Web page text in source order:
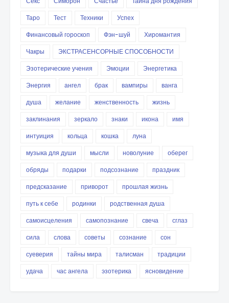
Таро
Тест Техники
Успех
Финансовый гороскоп
Фэн-шуй
Хиромантия
Чакры
ЭКСТРАСЕНСОРНЫЕ СПОСОБНОСТИ
Эзотерические учения
Эмоции
Энергетика
Энергия
ангел брак вампиры
ванга
душа
желание женственность
жизнь
заклинания
зеркало знаки икона
имя
интуиция
кольца кошка
луна
музыка для души
мысли новолуние
оберег
обряды
подарки подсознание
праздник
предсказание
приворот
прошлая жизнь
путь к себе
родинки
родственная душа
самоисцеления
самопознание свеча
сглаз
сила
слова советы сознание
сон
суеверия
тайны мира талисман
традиции
удача
час ангела эзотерика ясновидение